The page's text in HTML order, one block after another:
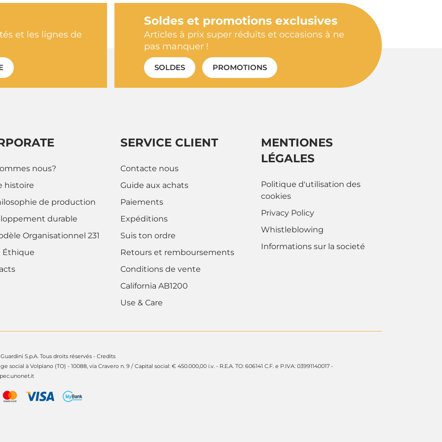
et les lignes de
Soldes et promotions exclusives
Articles à prix super réduits et occasions à ne
pas manquer !
SOLDES PROMOTIONS
nous?
histoire
de production
durable
Organisationnel 231
Éthique
SERVICE CLIENT
Contacte nous
Guide aux achats
Paiements
Expéditions
Suis ton ordre
Retours et remboursements
Conditions de vente
California AB1200
Use & Care
MENTIONES
LÉGALES
Politique d'utilisation des
cookies
Privacy Policy
Whistleblowing
Informations sur la societé
S.p.A. Tous droits réservés - Credits
social à Volpiano (TO) - 10088, via Cravero n. 9 / Capital social: € 450.000,00 i.v. - R.E.A. TO: 606141 C.F. e P.IVA: 03991140017 -